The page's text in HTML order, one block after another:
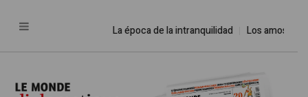
La época de la intranquilidad Los amos del mundo